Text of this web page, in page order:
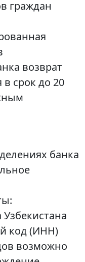
граждан
возврат
в срок до 20
банка
код (ИНН)
возможно